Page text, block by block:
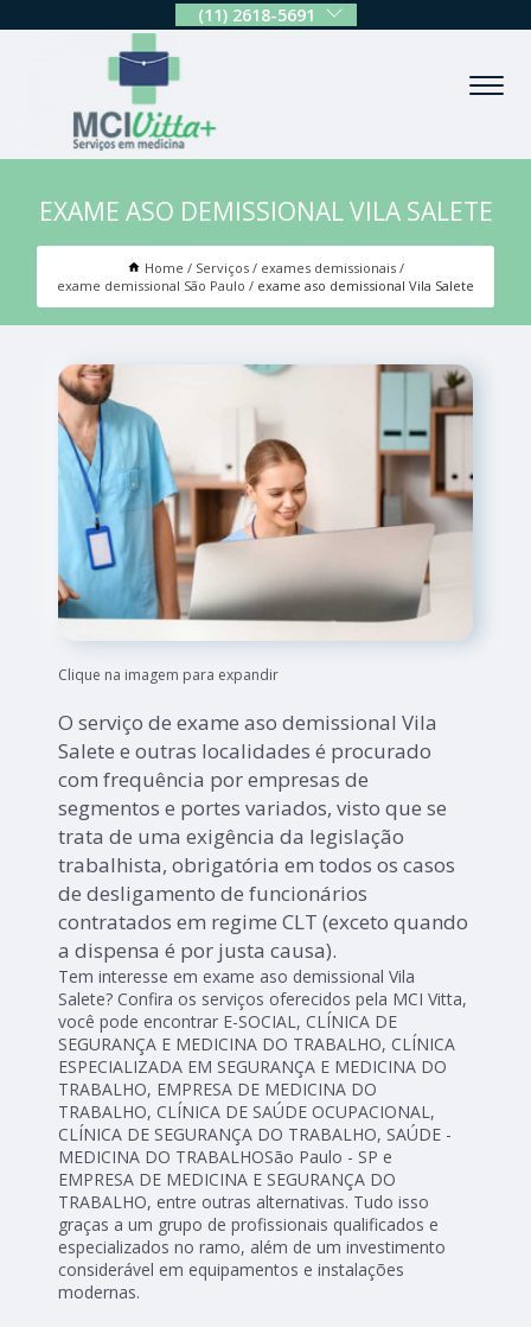
(11) 2618-5691
EXAME ASO DEMISSIONAL VILA SALETE
Home Serviços
exames demissionais
exame demissional São Paulo
exame aso demissional Vila Salete
Clique na imagem para expandir
O serviço de exame aso demissional Vila
Salete e outras localidades é procurado
com frequência por empresas de
segmentos e portes variados, visto que se
trata de uma exigência da legislação
trabalhista, obrigatória em todos os casos
de desligamento de funcionários
contratados em regime CLT (exceto quando
a dispensa é por justa causa).
Tem interesse em exame aso demissional Vila
Salete? Confira os serviços oferecidos pela MCI Vitta,
você pode encontrar E-SOCIAL, CLÍNICA DE
SEGURANÇA E MEDICINA DO TRABALHO, CLÍNICA
ESPECIALIZADA EM SEGURANÇA E MEDICINA DO
TRABALHO, EMPRESA DE MEDICINA DO
TRABALHO, CLÍNICA DE SAÚDE OCUPACIONAL,
CLÍNICA DE SEGURANÇA DO TRABALHO, SAÚDE -
MEDICINA DO TRABALHOSão Paulo - SP e
EMPRESA DE MEDICINA E SEGURANÇA DO
TRABALHO, entre outras alternativas. Tudo isso
graças a um grupo de profissionais qualificados e
especializados no ramo, além de um investimento
considerável em equipamentos e instalações
modernas.